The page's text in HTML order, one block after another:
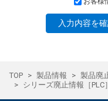
入力内容を
TOP 製品情報
製品廃
シリーズ廃止情報［PLC］